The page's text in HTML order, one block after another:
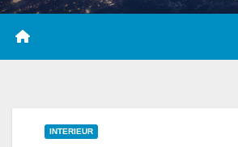
INTERIEUR